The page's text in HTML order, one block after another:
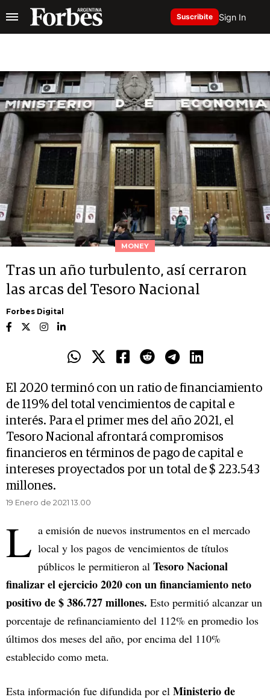
Suscribite Sign In
MONEY
Tras un año turbulento, así cerraron
las arcas del Tesoro Nacional
Forbes Digital
El 2020 terminó con un ratio de financiamiento
de 119% del total vencimientos de capital e
interés. Para el primer mes del año 2021, el
Tesoro Nacional afrontará compromisos
financieros en términos de pago de capital e
intereses proyectados por un total de $ 223.543
millones.
19 Enero de 2021 13.00
L a emisión de nuevos instrumentos en el mercado
local y los pagos de vencimientos de títulos
públicos le permitieron al Tesoro Nacional
finalizar el ejercicio 2020 con un financiamiento neto
positivo de $ 386.727 millones. Esto permitió alcanzar un
porcentaje de refinanciamiento del 112% en promedio los
últimos dos meses del año, por encima del 110%
establecido como meta.
Esta información fue difundida por el Ministerio de